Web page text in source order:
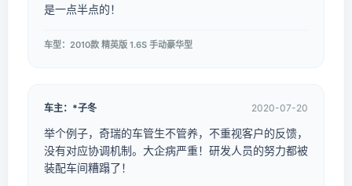
是一点半点的！
车型：2010款 精英版 1.6S 手动豪华型
车主：*子冬 2020-07-20
举个例子，奇瑞的车管生不管养，不重视客户的反馈，
没有对应协调机制。大企病严重！研发人员的努力都被
装配车间糟蹋了！